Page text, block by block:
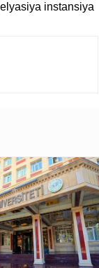
instansiya